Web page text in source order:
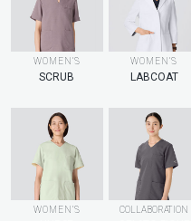
WOMEN’S
SCRUB
WOMEN’S
LABCOAT
WOMEN’S COLLABORATION